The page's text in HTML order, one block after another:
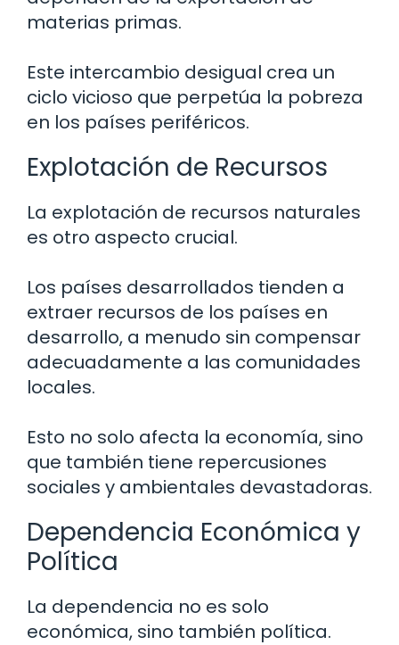
materias primas.
Este intercambio desigual crea un
ciclo vicioso que perpetúa la pobreza
en los países periféricos.
Explotación de Recursos
La explotación de recursos naturales
es otro aspecto crucial.
Los países desarrollados tienden a
extraer recursos de los países en
desarrollo, a menudo sin compensar
adecuadamente a las comunidades
locales.
Esto no solo afecta la economía, sino
que también tiene repercusiones
sociales y ambientales devastadoras.
Dependencia Económica y
Política
La dependencia no es solo
económica, sino también política.